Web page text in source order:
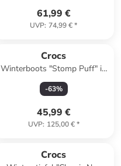
61,99 €
UVP: 74,99 €*
Crocs
Winterboots "Stomp Puff" in
Schwarz
-63%
45,99 €
UVP: 125,00 €*
Crocs